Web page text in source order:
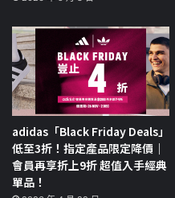
adidas「Black Friday Deals」
低至3折！指定產品限定降價｜
會員再享折上9折 超值入手經典
單品！